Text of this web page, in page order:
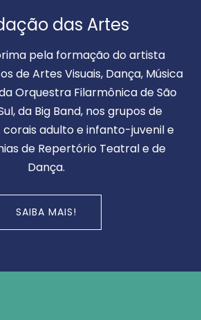
das Artes
pela formação do artista
de Artes Visuais, Dança, Música
Orquestra Filarmônica de São
da Big Band, nos grupos de
corais adulto e infanto-juvenil e
de Repertório Teatral e de
Dança.
SAIBA MAIS!